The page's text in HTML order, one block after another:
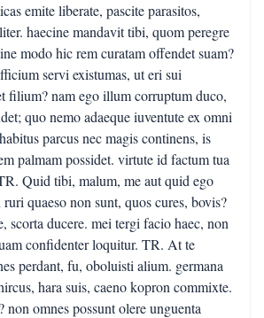
emite liberate, pascite parasitos,
haecine mandavit tibi, quom peregre
modo hic rem curatam offendet suam?
servi existumas, ut eri sui
filium? nam ego illum corruptum duco,
quo nemo adaeque iuventute ex omni
parcus nec magis continens, is
palmam possidet. virtute id factum tua
Quid tibi, malum, me aut quid ego
quaeso non sunt, quos cures, bovis?
scorta ducere. mei tergi facio haec, non
confidenter loquitur. TR. At te
perdant, fu, oboluisti alium. germana
hara suis, caeno kopron commixte.
omnes possunt olere unguenta